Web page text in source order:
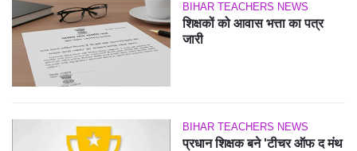
BIHAR TEACHERS NEWS
शिक्षकों को आवास भत्ता का पत्र
जारी
BIHAR TEACHERS NEWS
प्रधान शिक्षक बने 'टीचर ऑफ द मंथ